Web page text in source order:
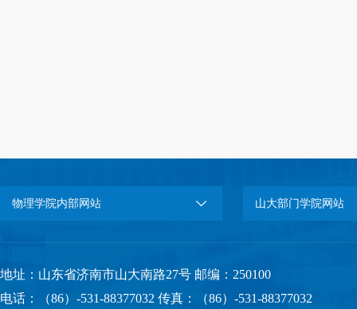
物理学院内部网站 山大部门学院网站
地址：山东省济南市山大南路27号 邮编：250100
电话：（86）-531-88377032 传真：（86）-531-88377032